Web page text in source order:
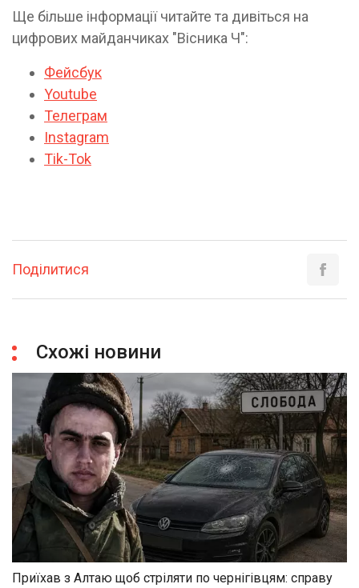
Ще більше інформації читайте та дивіться на
цифрових майданчиках "Вісника Ч":
Фейсбук
Youtube
Телеграм
Instagram
Tik-Tok
Поділитися
Схожі новини
Приїхав з Алтаю щоб стріляти по чернігівцям: справу